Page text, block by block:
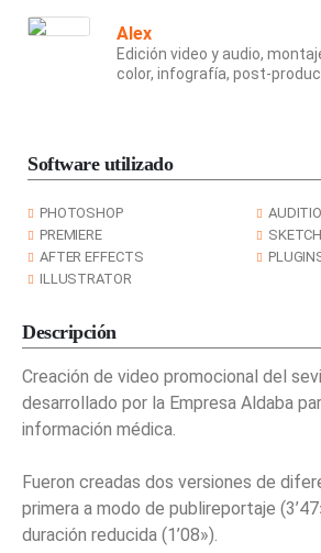
Alex
Edición video y audio,
color, infografía, post-
Software utilizado
PHOTOSHOP
PREMIERE
AFTER EFFECTS
ILLUSTRATOR
Descripción
Creación de video promocional del
desarrollado por la Empresa Aldaba
información médica.
Fueron creadas dos versiones de
primera a modo de publireportaje
duración reducida (1’08»).